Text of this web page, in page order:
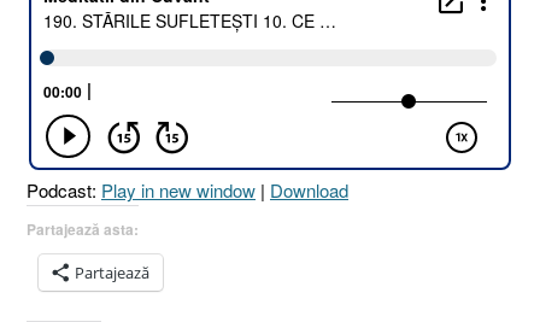
Podcast: Play in new window | Download
Partajează asta:
Partajează